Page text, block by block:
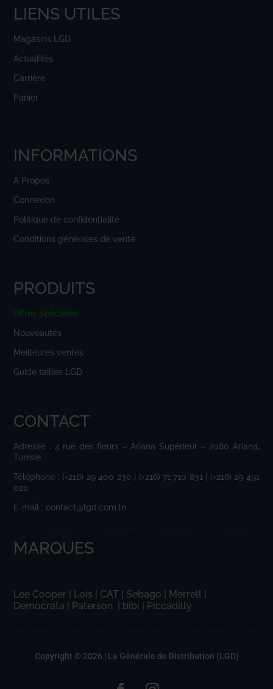
LIENS UTILES
Magasins LGD
Actualités
Carrière
Panier
INFORMATIONS
À Propos
Connexion
Politique de confidentialité
Conditions générales de vente
PRODUITS
Offres Spéciales
Nouveautés
Meilleures ventes
Guide tailles LGD
CONTACT
Adresse : 4 rue des fleurs – Ariana Supérieur – 2080 Ariana,
Tunisie.
Téléphone : (+216) 29 400 230 | (+216) 71 710 831 | (+216) 29 491
020
E-mail : contact@lgd.com.tn
MARQUES
Lee Cooper | Lois | CAT | Sebago | Merrell |
Democrata | Paterson | bibi | Piccadilly
Copyright © 2026 | La Générale de Distribution (LGD)